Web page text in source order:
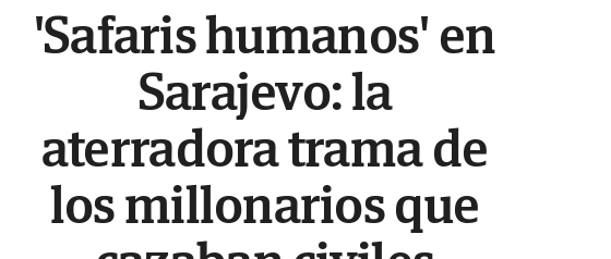
'Safaris humanos' en
Sarajevo: la
aterradora trama de
los millonarios que